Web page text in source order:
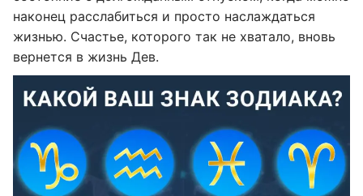
наконец расслабиться и просто наслаждаться
жизнью. Счастье, которого так не хватало, вновь
вернется в жизнь Дев.